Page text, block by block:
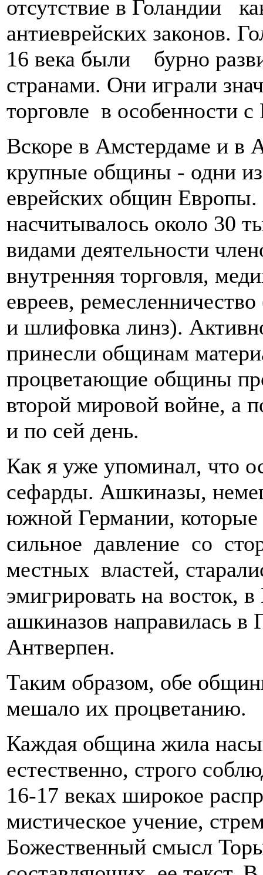
отсутствие в Голандии
антиеврейских законов.
16 века были бурно
странами. Они играли
торговле в особенности
Вскоре в Амстердаме и в
крупные общины - одни
еврейских общин Европы.
насчитывалось около 30
видами деятельности
внутренняя торговля,
евреев,
и шлифовка линз).
принесли общинам
процветающие общины
второй мировой войне, а
и по сей день.
Как я уже упоминал, что
сефарды. Ашкиназы,
южной Германии,
сильное давление со
местных властей,
эмигрировать на восток,
ашкиназов направилась
Антверпен.
Таким образом, обе
мешало их процветанию.
Каждая община жила
естественно, строго
16-17 веках широкое
мистическое учение,
Божественный смысл